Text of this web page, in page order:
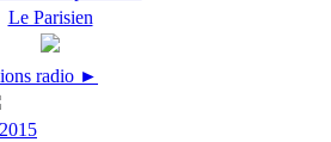
Le Parisien
radio ►